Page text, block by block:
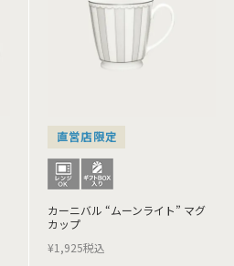
直営店限定
カーニバル “ムーンライト” マグ
カップ
¥1,925税込